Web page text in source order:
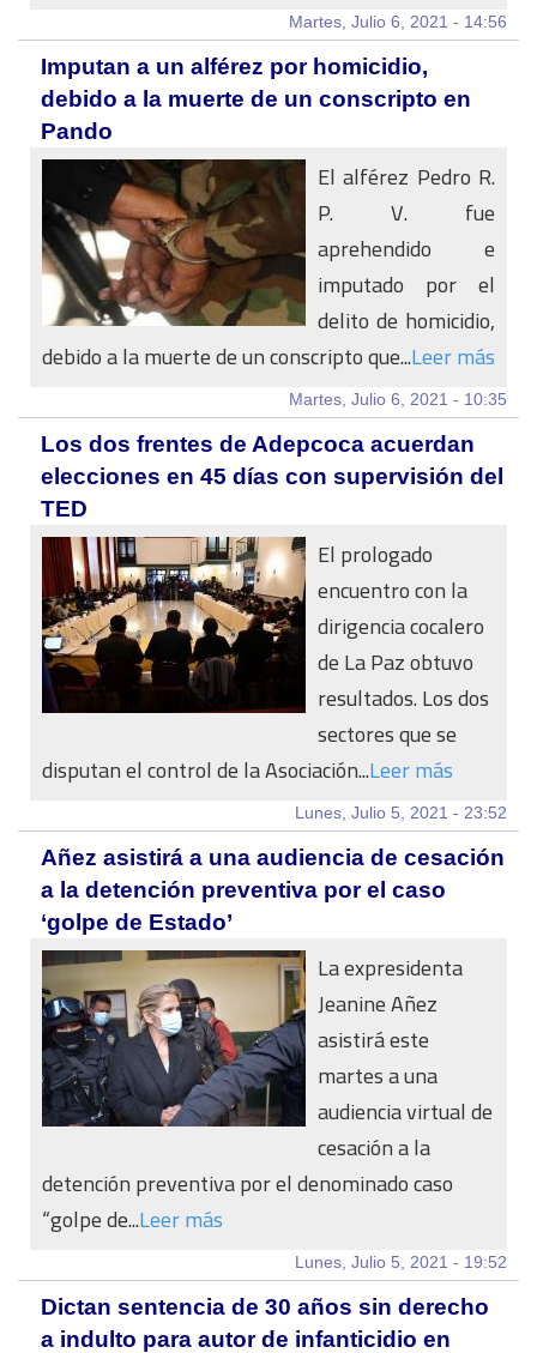
Martes, Julio 6, 2021 - 14:56
Imputan a un alférez por homicidio,
debido a la muerte de un conscripto en
Pando
El alférez Pedro R.
P. V. fue
aprehendido e
imputado por el
delito de homicidio,
debido a la muerte de un conscripto que...Leer más
Martes, Julio 6, 2021 - 10:35
Los dos frentes de Adepcoca acuerdan
elecciones en 45 días con supervisión del
TED
El prologado
encuentro con la
dirigencia cocalero
de La Paz obtuvo
resultados. Los dos
sectores que se
disputan el control de la Asociación...Leer más
Lunes, Julio 5, 2021 - 23:52
Añez asistirá a una audiencia de cesación
a la detención preventiva por el caso
‘golpe de Estado’
La expresidenta
Jeanine Añez
asistirá este
martes a una
audiencia virtual de
cesación a la
detención preventiva por el denominado caso
“golpe de...Leer más
Lunes, Julio 5, 2021 - 19:52
Dictan sentencia de 30 años sin derecho
a indulto para autor de infanticidio en